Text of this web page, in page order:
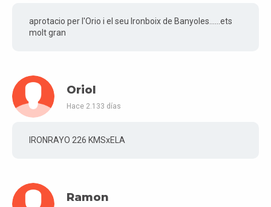
aprotacio per l'Orio i el seu Ironboix de Banyoles......ets
molt gran
Oriol
Hace 2.133 días
IRONRAYO 226 KMSxELA
Ramon